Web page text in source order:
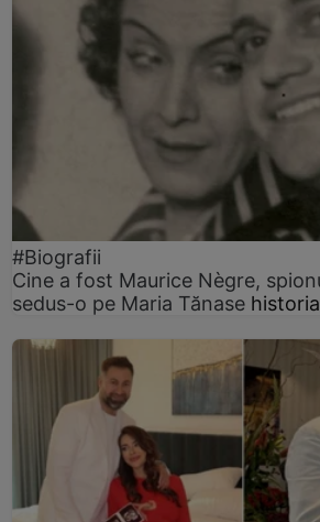
#Biografii
Cine a fost Maurice Nègre,
sedus-o pe Maria Tănase